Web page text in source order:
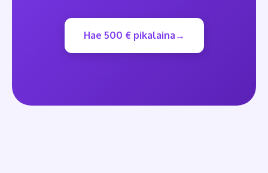
Hae 500 € pikalaina